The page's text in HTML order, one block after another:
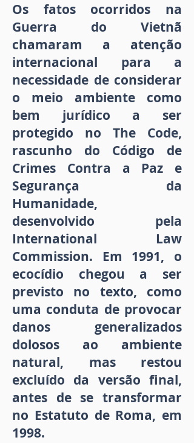
Os fatos ocorridos na
Guerra do Vietnã
chamaram a atenção
internacional para a
necessidade de considerar
o meio ambiente como
bem jurídico a ser
protegido no The Code,
rascunho do Código de
Crimes Contra a Paz e
Segurança da
Humanidade,
desenvolvido pela
International Law
Commission. Em 1991, o
ecocídio chegou a ser
previsto no texto, como
uma conduta de provocar
danos generalizados
dolosos ao ambiente
natural, mas restou
excluído da versão final,
antes de se transformar
no Estatuto de Roma, em
1998.